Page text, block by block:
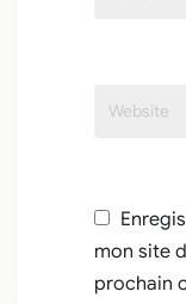
mon site
prochain